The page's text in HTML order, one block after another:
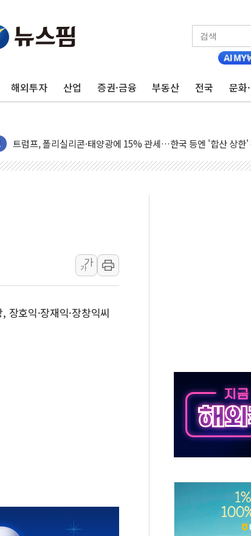
해외투자 산업 증권·금융 부동산 전국 문화
카드사 고객 유입 창구 된 '트래블카드'…휴가철 넘어 장기 고객
[채권/외환] 국제유가 급등에 미 국채금리·달러 동반 상승…시장,
트럼프, '원정출산 시민권 차단' 행정명령 서명…출생시민권 제
[금/유가] 이란의 호르무즈 해협 통항 제한 검토에 유가 3% 급등
뉴욕증시, 유가·금리 부담에 하락…다우 5거래일 랠리 '마침표'
[민주 당권주자 일정] 송영길·정청래·김민석 후보 - 8월 7일
이란, 美·이스라엘 선박 호르무즈 통항 제한 추진…美 "통행 막
유럽증시, 견조한 실적 소화하며 대부분 상승… "2분기 기업 순
리투아니아 국방 "러, 우크라 드론으로 나토 회원국 공격 검토
구광모, 내주 실리콘밸리서 젠슨 황 재회…로봇·AI 데이터센터·
가
가
호익·장재익·장창익씨